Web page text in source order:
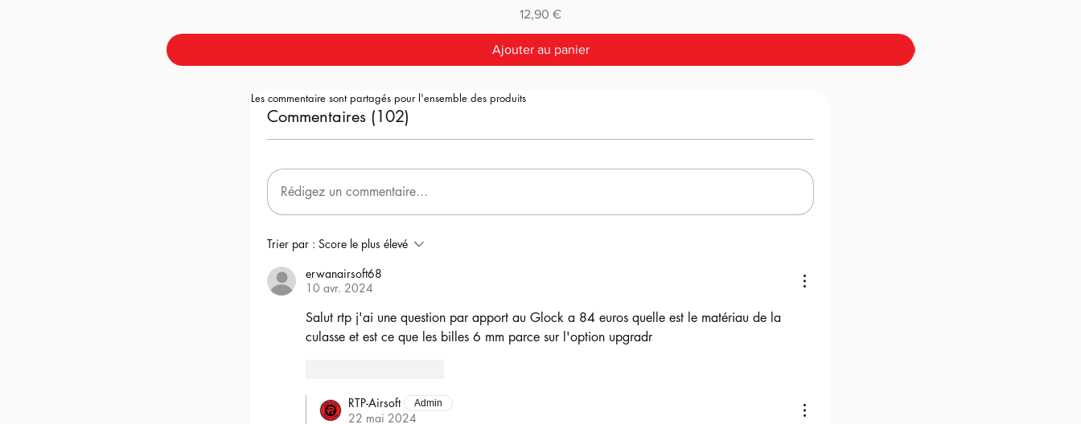
Prix
12,90 €
Ajouter au panier
Commentaires (102)
Rédigez un commentaire...
Trier par : Score le plus élevé
erwanairsoft68
10 avr. 2024
Salut rtp j'ai une question par apport au Glock a 84 euros quelle est le matériau de la
culasse et est ce que les billes 6 mm parce sur l'option upgradr
RTP-Airsoft Admin
22 mai 2024
Les commentaire sont partagés pour l'ensemble des produits